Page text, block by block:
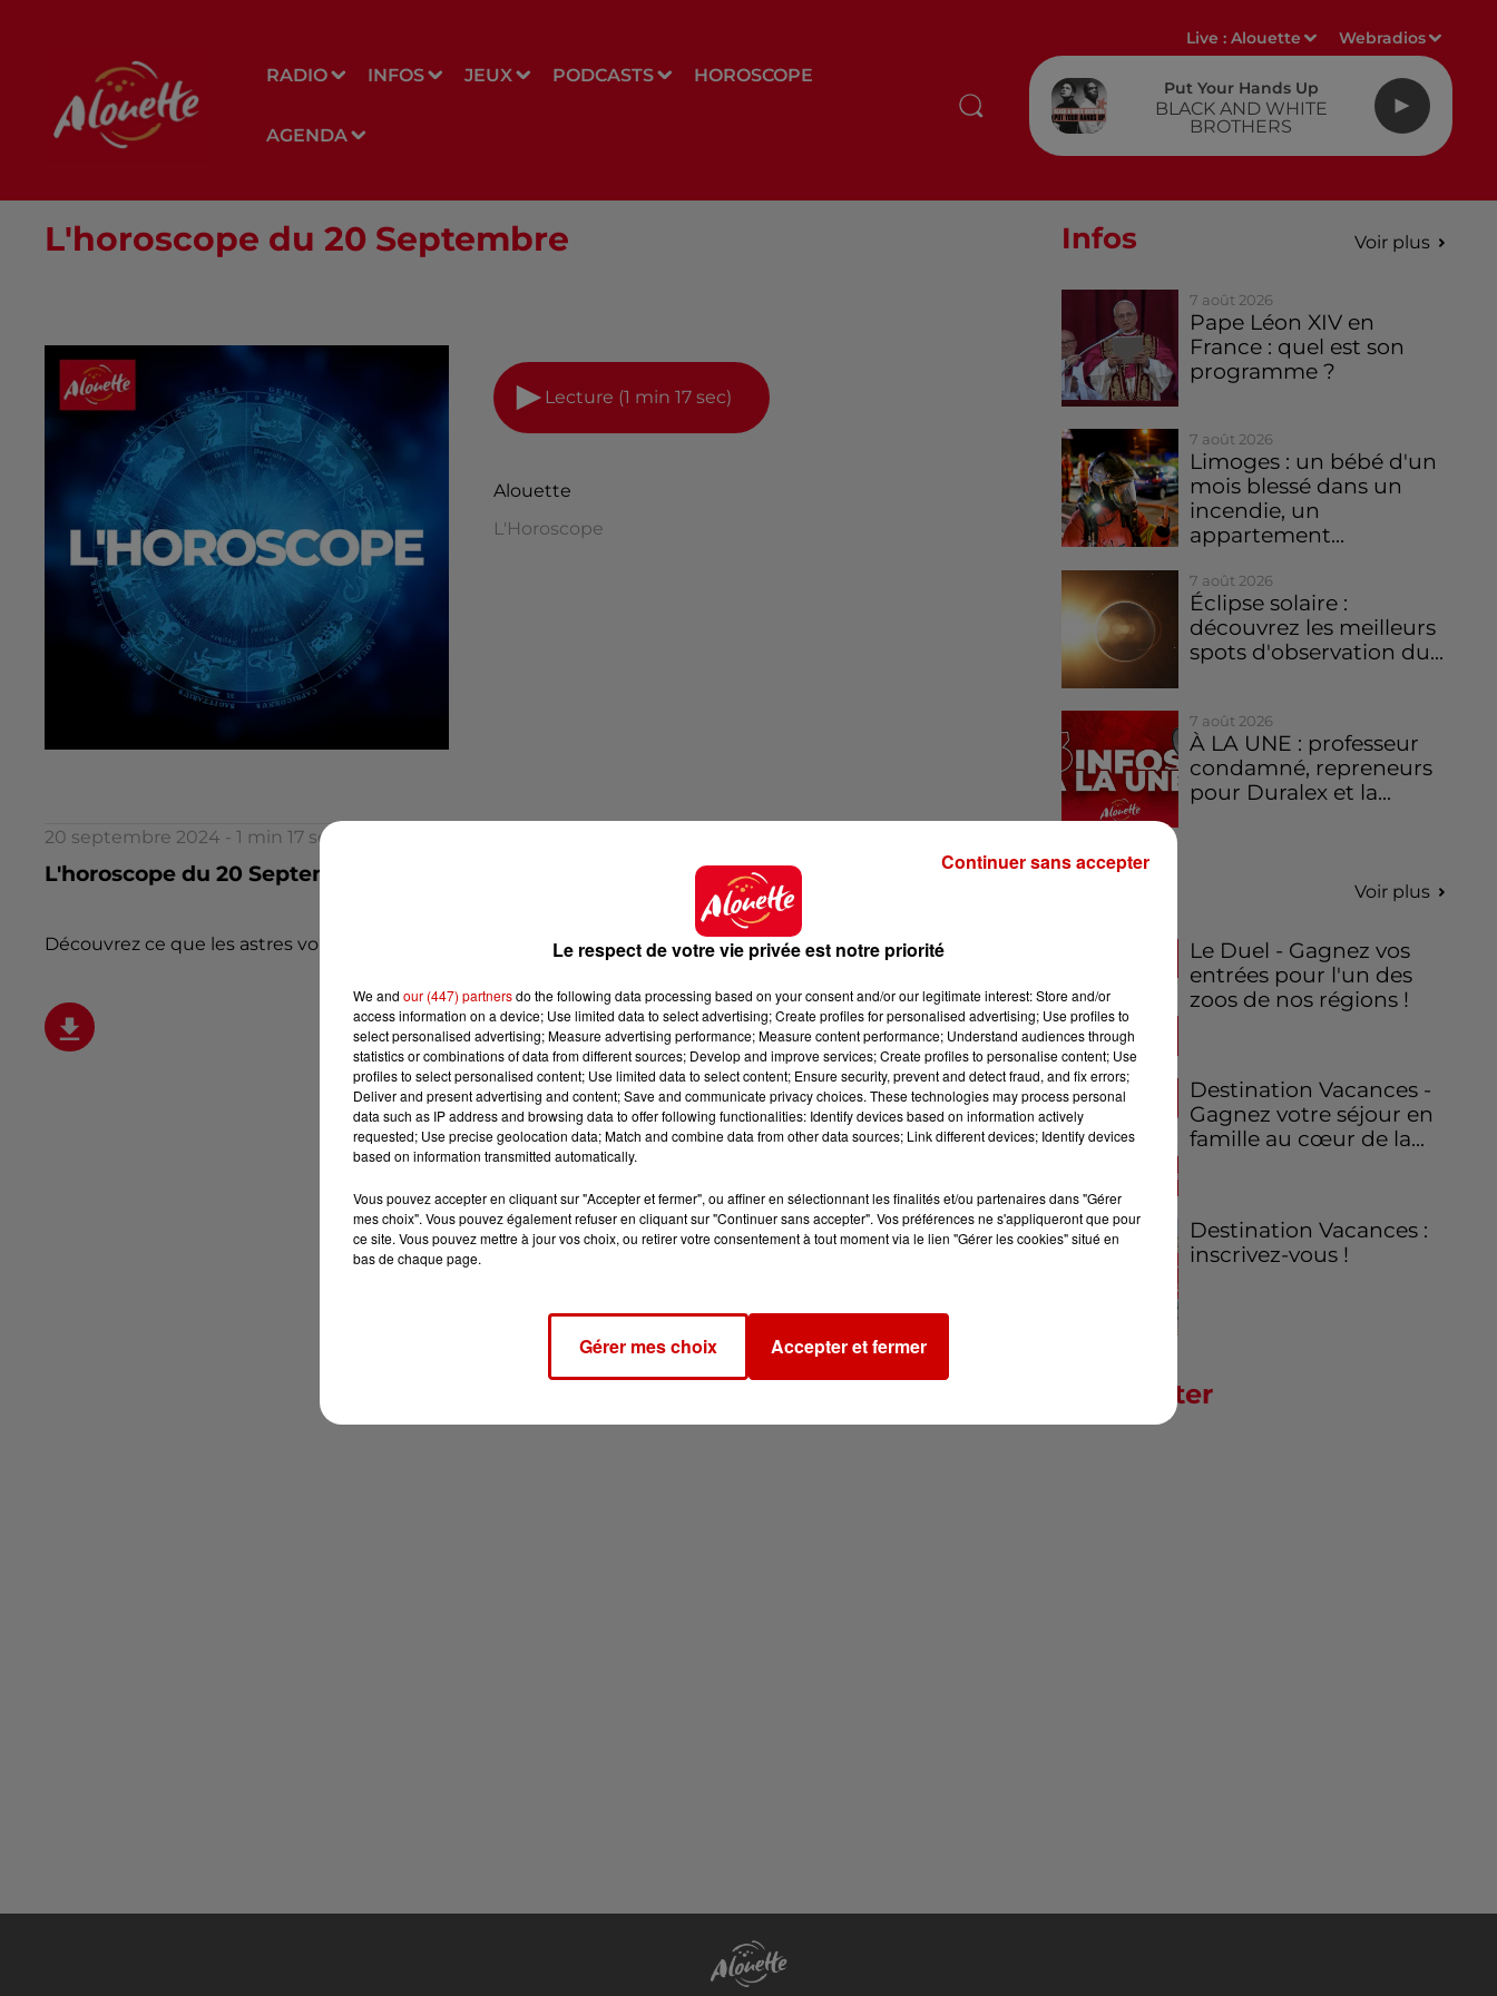
RADIO INFOS JEUX PODCASTS HOROSCOPE
AGENDA
Live :Alouette Webradios
Put Your Hands Up
BLACK AND WHITE
BROTHERS
L'horoscope du 20 Septembre
Lecture (1 min 17 sec)
Alouette
L'Horoscope
20 septembre 2024 - 1 min 17 sec
L'horoscope du 20 Septembre
Découvrez ce que les astres vous réservent aujourd'hui !
Infos Voir plus
7 août 2026
Pape Léon XIV en
France : quel est son
programme ?
7 août 2026
Limoges : un bébé d'un
mois blessé dans un
incendie, un
appartement...
7 août 2026
Éclipse solaire :
découvrez les meilleurs
spots d'observation du...
7 août 2026
À LA UNE : professeur
condamné, repreneurs
pour Duralex et la...
Voir plus
Le Duel - Gagnez vos
entrées pour l'un des
zoos de nos régions !
Destination Vacances -
Gagnez votre séjour en
famille au cœur de la...
Destination Vacances :
inscrivez-vous !
Newsletter
Le respect de votre vie privée est notre priorité
We and our (447) partnersdo the following data processing based on your consent and/or our legitimate interest: Store and/or
access information on a device; Use limited data to select advertising; Create profiles for personalised advertising; Use profiles to
select personalised advertising; Measure advertising performance; Measure content performance; Understand audiences through
statistics or combinations of data from different sources; Develop and improve services; Create profiles to personalise content; Use
profiles to select personalised content; Use limited data to select content; Ensure security, prevent and detect fraud, and fix errors;
Deliver and present advertising and content; Save and communicate privacy choices. These technologies may process personal
data such as IP address and browsing data to offer following functionalities: Identify devices based on information actively
requested; Use precise geolocation data; Match and combine data from other data sources; Link different devices; Identify devices
based on information transmitted automatically.
Vous pouvez accepter en cliquant sur "Accepter et fermer", ou affiner en sélectionnant les finalités et/ou partenaires dans "Gérer
mes choix". Vous pouvez également refuser en cliquant sur "Continuer sans accepter". Vos préférences ne s'appliqueront que pour
ce site. Vous pouvez mettre à jour vos choix, ou retirer votre consentement à tout moment via le lien "Gérer les cookies" situé en
bas de chaque page.
Gérer mes choix Accepter et fermer
Continuer sans accepter